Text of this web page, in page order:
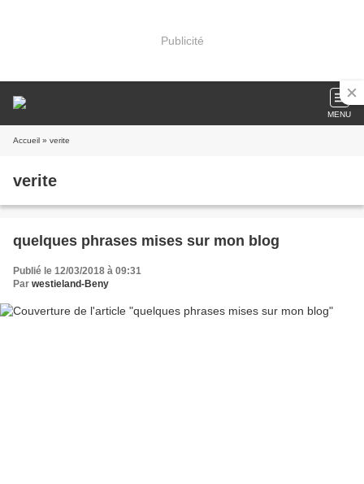
Publicité
MENU
Accueil » verite
verite
quelques phrases mises sur mon blog
Publié le 12/03/2018 à 09:31
Par westieland-Beny